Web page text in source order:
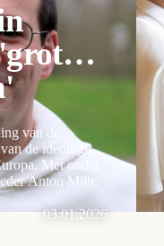
van de
de ideologieën
Met onder
Anton Milh.
03.01.2026